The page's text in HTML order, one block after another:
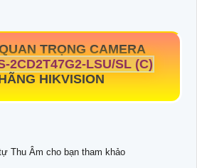
TRỌNG CAMERA
2CD2T47G2-LSU/SL (C)
HIKVISION
Thu Âm cho bạn tham khảo